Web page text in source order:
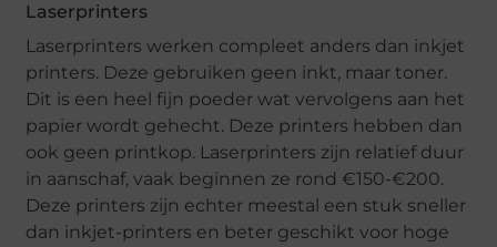
Laserprinters
Laserprinters werken compleet anders dan inkjet
printers. Deze gebruiken geen inkt, maar toner.
Dit is een heel fijn poeder wat vervolgens aan het
papier wordt gehecht. Deze printers hebben dan
ook geen printkop. Laserprinters zijn relatief duur
in aanschaf, vaak beginnen ze rond €150-€200.
Deze printers zijn echter meestal een stuk sneller
dan inkjet-printers en beter geschikt voor hoge